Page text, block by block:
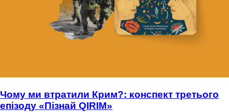
Чому ми втратили Крим?: конспект третього
епізоду «Пізнай QIRIM»